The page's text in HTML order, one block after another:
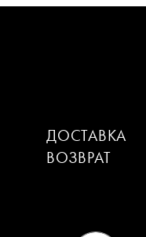
ДОСТАВКА
ВОЗВРАТ